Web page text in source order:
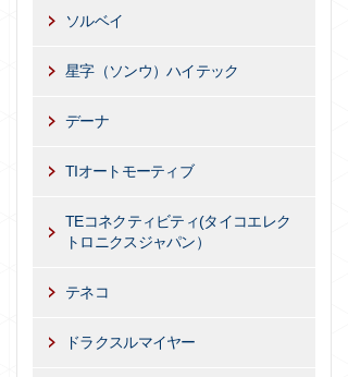
ソルベイ
星字（ソンウ）ハイテック
デーナ
TIオートモーティブ
TEコネクティビティ(タイコエレク
トロニクスジャパン）
テネコ
ドラクスルマイヤー